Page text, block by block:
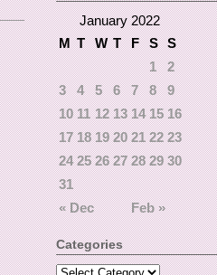
January 2022
M T W T F S S
« Dec Feb »
1
2
3
4 5 6 7 8
9
10 11 12 13 14 15 16
17 18 19 20 21 22 23
24 25 26 27 28 29 30
31
Categories